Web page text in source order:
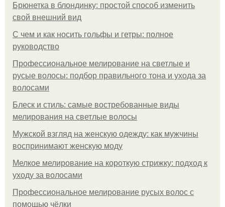
Брюнетка в блондинку: простой способ изменить
свой внешний вид
С чем и как носить гольфы и гетры: полное
руководство
Профессиональное мелирование на светлые и
русые волосы: подбор правильного тона и ухода за
волосами
Блеск и стиль: самые востребованные виды
мелирования на светлые волосы
Мужской взгляд на женскую одежду: как мужчины
воспринимают женскую моду
Мелкое мелирование на короткую стрижку: подход к
уходу за волосами
Профессиональное мелирование русых волос с
помощью чёлки